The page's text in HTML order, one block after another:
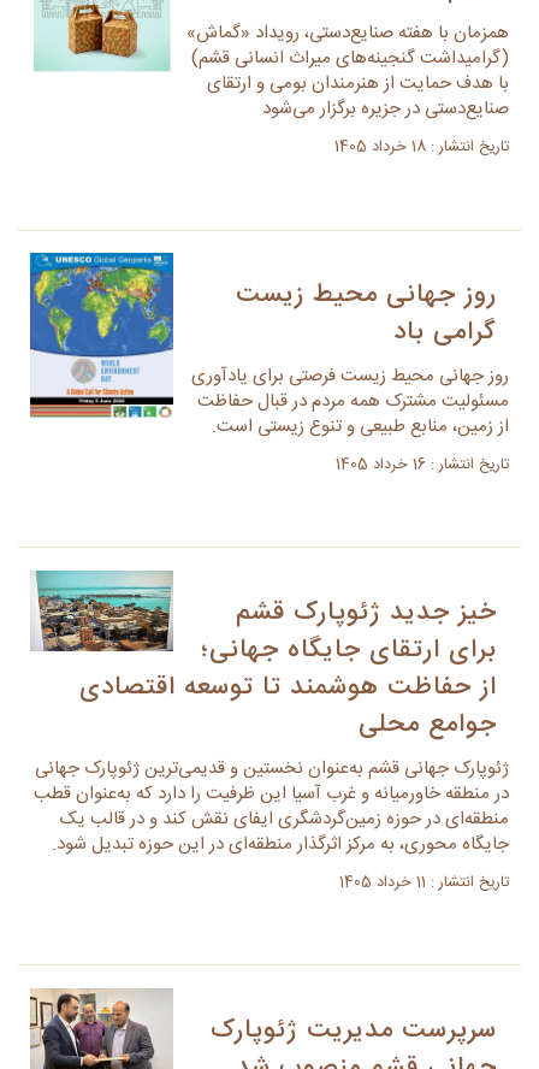
همزمان با هفته صنایع‌دستی، رویداد «گماش»
(گرامیداشت گنجینه‌های میراث انسانی قشم)
با هدف حمایت از هنرمندان بومی و ارتقای
صنایع‌دستی در جزیره برگزار می‌شود
تاریخ انتشار : 18 خرداد 1405
روز جهانی محیط زیست
گرامی باد
روز جهانی محیط زیست فرصتی برای یادآوری
مسئولیت مشترک همه مردم در قبال حفاظت
از زمین، منابع طبیعی و تنوع زیستی است.
تاریخ انتشار : 16 خرداد 1405
خیز جدید ژئوپارک قشم
برای ارتقای جایگاه جهانی؛
از حفاظت هوشمند تا توسعه اقتصادی
جوامع محلی
ژئوپارک جهانی قشم به‌عنوان نخستین و قدیمی‌ترین ژئوپارک جهانی
در منطقه خاورمیانه و غرب آسیا این ظرفیت را دارد که به‌عنوان قطب
منطقه‌ای در حوزه زمین‌گردشگری ایفای نقش کند و در قالب یک
جایگاه محوری، به مرکز اثرگذار منطقه‌ای در این حوزه تبدیل شود.
تاریخ انتشار : 11 خرداد 1405
سرپرست مدیریت ژئوپارک